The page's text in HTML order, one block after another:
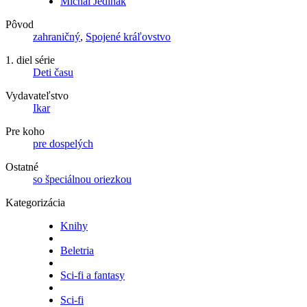
Pôvod
zahraničný, Spojené kráľovstvo
1. diel série
Deti času
Vydavateľstvo
Ikar
Pre koho
pre dospelých
Ostatné
so špeciálnou oriezkou
Kategorizácia
Knihy
Beletria
Sci-fi a fantasy
Sci-fi